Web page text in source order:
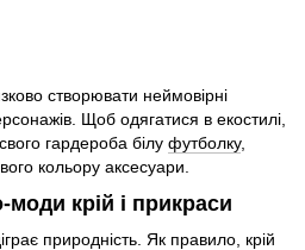
створювати неймовірні
Щоб одягатися в екостилі,
гардероба білу футболку,
кольору аксесуари.
крій і прикраси
природність. Як правило, крій